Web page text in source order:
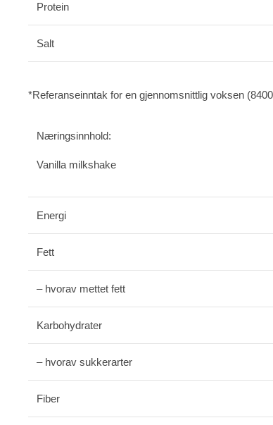
Protein
Salt
*Referanseinntak for en gjennomsnittlig voksen
Næringsinnhold:
Vanilla milkshake
Energi
Fett
– hvorav mettet fett
Karbohydrater
– hvorav sukkerarter
Fiber